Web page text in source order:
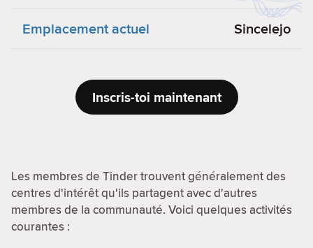
Emplacement actuel Sincelejo
Inscris-toi maintenant
Les membres de Tinder trouvent généralement des
centres d'intérêt qu'ils partagent avec d'autres
membres de la communauté. Voici quelques activités
courantes :